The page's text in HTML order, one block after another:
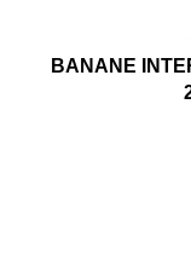
BANANE